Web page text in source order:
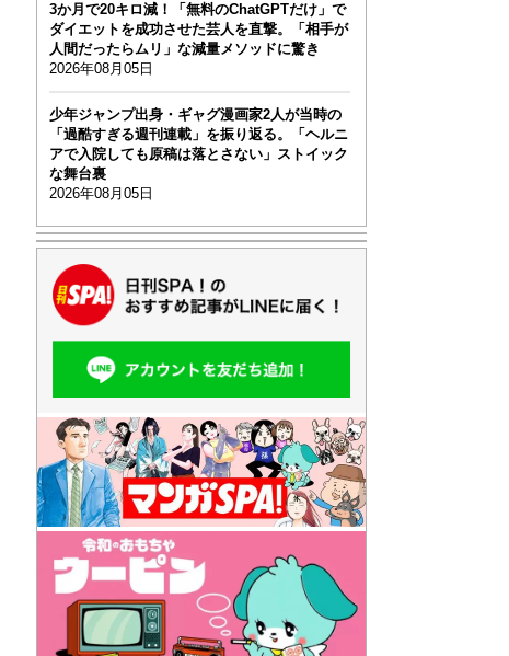
3か月で20キロ減！「無料のChatGPTだけ」で
ダイエットを成功させた芸人を直撃。「相手が
人間だったらムリ」な減量メソッドに驚き
2026年08月05日
少年ジャンプ出身・ギャグ漫画家2人が当時の
「過酷すぎる週刊連載」を振り返る。「ヘルニ
アで入院しても原稿は落とさない」ストイック
な舞台裏
2026年08月05日